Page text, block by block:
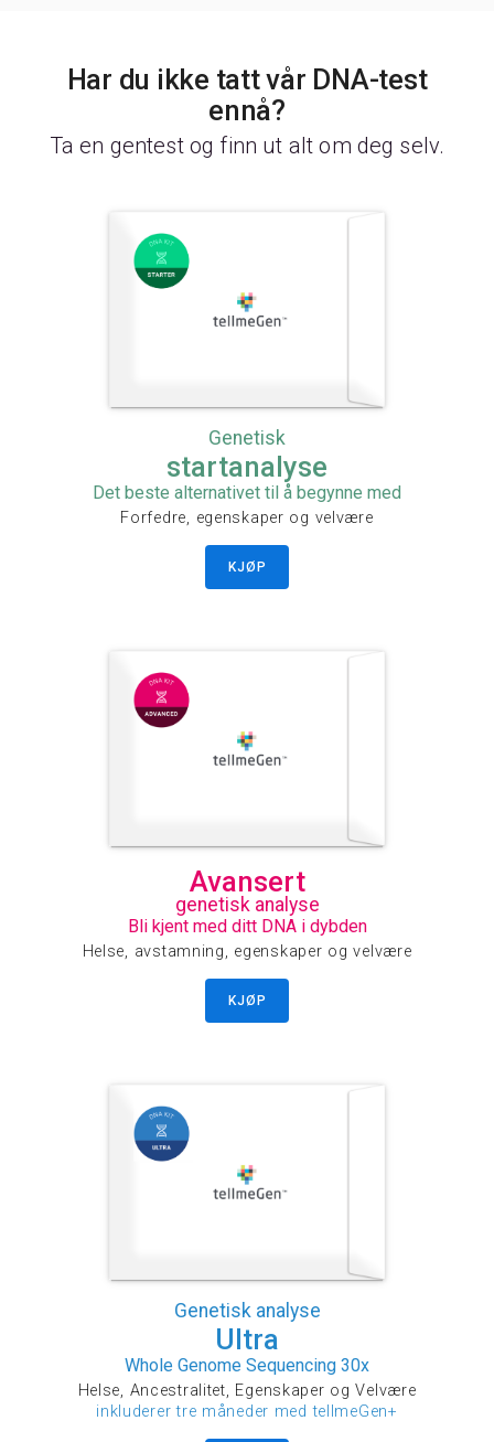
Har du ikke tatt vår DNA-test
ennå?
Ta en gentest og finn ut alt om deg selv.
Genetisk
startanalyse
Det beste alternativet til å begynne med
Forfedre, egenskaper og velvære
KJØP
Avansert
genetisk analyse
Bli kjent med ditt DNA i dybden
Helse, avstamning, egenskaper og velvære
KJØP
Genetisk analyse
Ultra
Whole Genome Sequencing 30x
Helse, Ancestralitet, Egenskaper og Velvære
inkluderer tre måneder med tellmeGen+